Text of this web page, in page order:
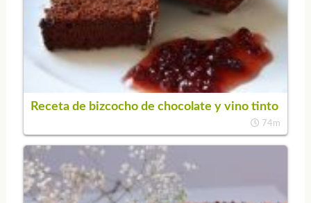
Receta de bizcocho de chocolate y vino tinto
74m